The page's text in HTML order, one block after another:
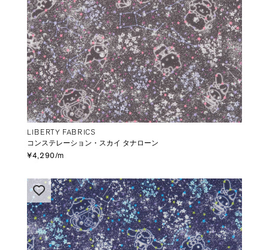
LIBERTY FABRICS
コンステレーション・スカイ タナローン
¥4,290/m